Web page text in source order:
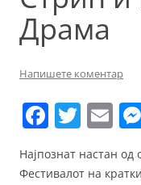
Драма
Напишете коментар
F
c
T
itt
E
ai
Најпознат настан од
Фестивалот на